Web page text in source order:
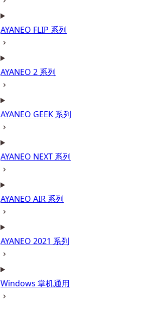
AYANEO FLIP 系列
AYANEO 2 系列
AYANEO GEEK 系列
AYANEO NEXT 系列
AYANEO AIR 系列
AYANEO 2021 系列
Windows 掌机通用